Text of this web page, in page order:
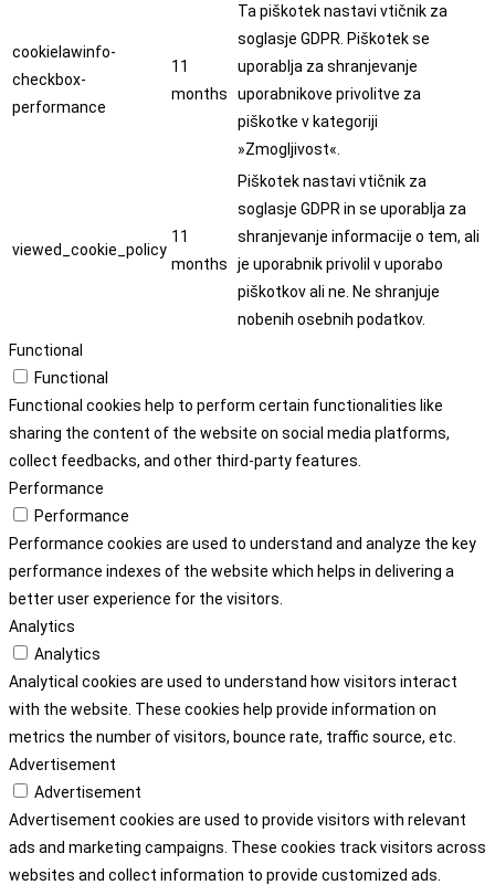
cookielawinfo-
checkbox-
performance
11
months
Ta piškotek nastavi vtičnik za
soglasje GDPR. Piškotek se
uporablja za shranjevanje
uporabnikove privolitve za
piškotke v kategoriji
»Zmogljivost«.
viewed_cookie_policy
11
months
Piškotek nastavi vtičnik za
soglasje GDPR in se uporablja za
shranjevanje informacije o tem, ali
je uporabnik privolil v uporabo
piškotkov ali ne. Ne shranjuje
nobenih osebnih podatkov.
Functional
Functional
Functional cookies help to perform certain functionalities like
sharing the content of the website on social media platforms,
collect feedbacks, and other third-party features.
Performance
Performance
Performance cookies are used to understand and analyze the key
performance indexes of the website which helps in delivering a
better user experience for the visitors.
Analytics
Analytics
Analytical cookies are used to understand how visitors interact
with the website. These cookies help provide information on
metrics the number of visitors, bounce rate, traffic source, etc.
Advertisement
Advertisement
Advertisement cookies are used to provide visitors with relevant
ads and marketing campaigns. These cookies track visitors across
websites and collect information to provide customized ads.